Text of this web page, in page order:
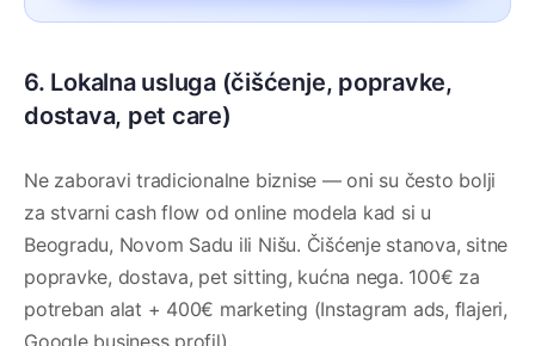
6. Lokalna usluga (čišćenje, popravke,
dostava, pet care)
Ne zaboravi tradicionalne biznise — oni su često bolji
za stvarni cash flow od online modela kad si u
Beogradu, Novom Sadu ili Nišu. Čišćenje stanova, sitne
popravke, dostava, pet sitting, kućna nega. 100€ za
potreban alat + 400€ marketing (Instagram ads, flajeri,
Google business profil).